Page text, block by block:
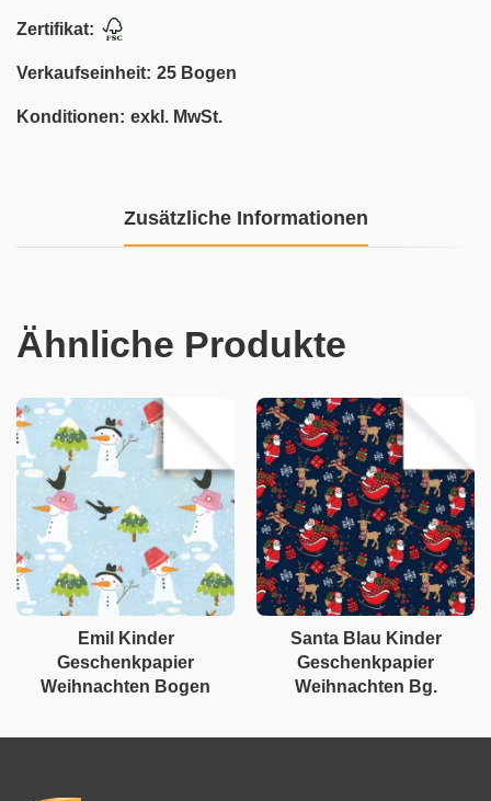
Zertifikat:
Verkaufseinheit: 25 Bogen
Konditionen: exkl. MwSt.
Zusätzliche Informationen
Ähnliche Produkte
Emil Kinder
Geschenkpapier
Weihnachten Bogen
Santa Blau Kinder
Geschenkpapier
Weihnachten Bg.